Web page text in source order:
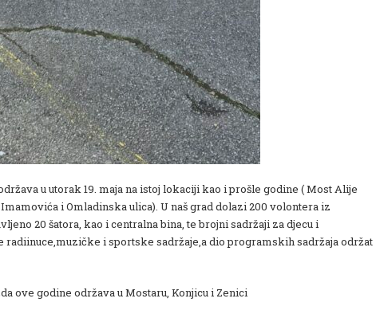
u utorak 19. maja na istoj lokaciji kao i prošle godine ( Most Alije
i Omladinska ulica). U naš grad dolazi 200 volontera iz
20 šatora, kao i centralna bina, te brojni sadržaji za djecu i
radiinuce,muzičke i sportske sadržaje,a dio programskih sadržaja održat
ove godine održava u Mostaru, Konjicu i Zenici